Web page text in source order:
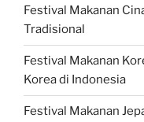
Festival Makanan
Tradisional
Festival Makanan
Korea di Indonesia
Festival Makanan